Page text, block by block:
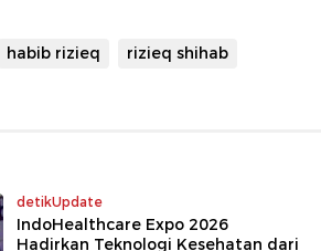
habib rizieq
rizieq shihab
detikUpdate
IndoHealthcare Expo 2026
Hadirkan Teknologi Kesehatan dari